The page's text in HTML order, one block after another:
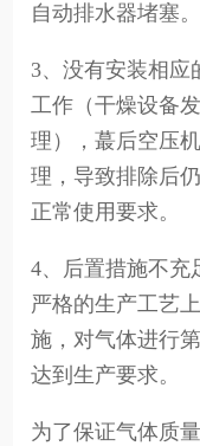
自动排水器堵塞。
3、没有安装相应
工作（干燥设备
理），蕞后空压
理，导致排除后
正常使用要求。
4、后置措施不充
严格的生产工艺
施，对气体进行
达到生产要求。
为了保证气体质